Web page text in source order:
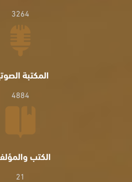
3264
المكتبة
4884
الكتب
21